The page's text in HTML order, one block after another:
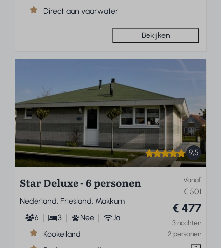
Direct aan vaarwater
Bekijken
9,5
Vanaf
€ 501
€ 477
3 nachten
2 personen
Star Deluxe - 6 personen
Nederland, Friesland, Makkum
6
3 Nee
Ja
Kookeiland